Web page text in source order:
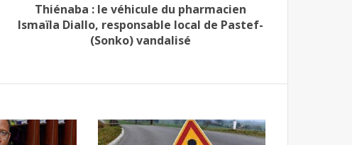
Thiénaba : le véhicule du pharmacien
Ismaïla Diallo, responsable local de Pastef-
(Sonko) vandalisé